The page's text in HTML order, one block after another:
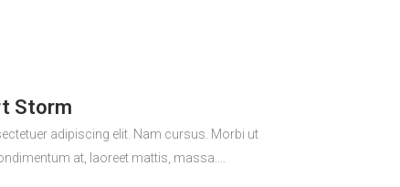
Storm
adipiscing elit. Nam cursus. Morbi ut
at, laoreet mattis, massa....